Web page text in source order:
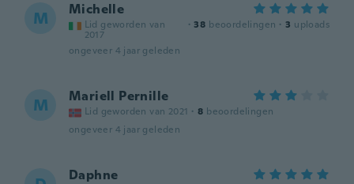
M Michelle
Lid geworden van
2017
· 38 beoordelingen · 3 uploads
ongeveer 4 jaar geleden
M Mariell Pernille
Lid geworden van 2021 · 8 beoordelingen
ongeveer 4 jaar geleden
Daphne